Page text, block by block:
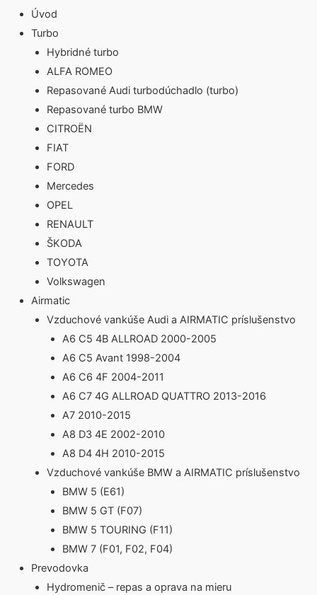
Úvod
Turbo
Hybridné turbo
ALFA ROMEO
Repasované Audi turbodúchadlo (turbo)
Repasované turbo BMW
CITROËN
FIAT
FORD
Mercedes
OPEL
RENAULT
ŠKODA
TOYOTA
Volkswagen
Airmatic
Vzduchové vankúše Audi a AIRMATIC príslušenstvo
A6 C5 4B ALLROAD 2000-2005
A6 C5 Avant 1998-2004
A6 C6 4F 2004-2011
A6 C7 4G ALLROAD QUATTRO 2013-2016
A7 2010-2015
A8 D3 4E 2002-2010
A8 D4 4H 2010-2015
Vzduchové vankúše BMW a AIRMATIC príslušenstvo
BMW 5 (E61)
BMW 5 GT (F07)
BMW 5 TOURING (F11)
BMW 7 (F01, F02, F04)
Prevodovka
Hydromenič – repas a oprava na mieru